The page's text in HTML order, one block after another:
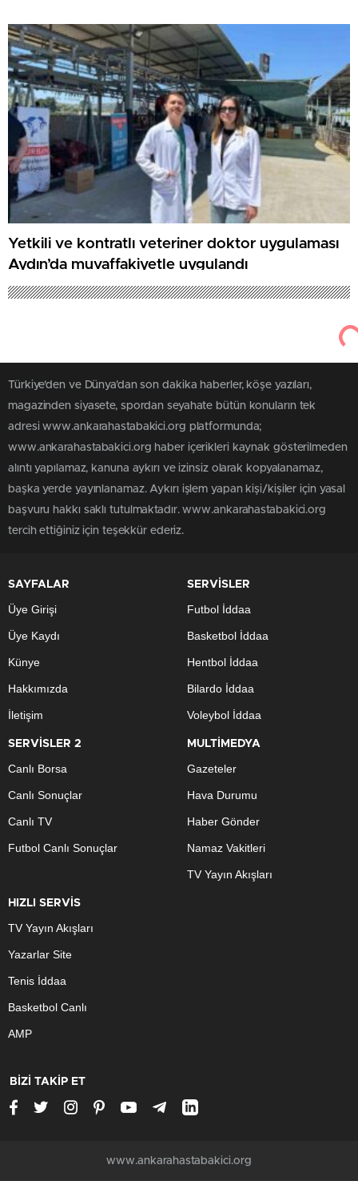
Yetkili ve kontratlı veteriner doktor uygulaması
Aydın’da muvaffakiyetle uygulandı
Türkiye'den ve Dünya’dan son dakika haberler, köşe yazıları,
magazinden siyasete, spordan seyahate bütün konuların tek
adresi www.ankarahastabakici.org platformunda;
www.ankarahastabakici.org haber içerikleri kaynak gösterilmeden
alıntı yapılamaz, kanuna aykırı ve izinsiz olarak kopyalanamaz,
başka yerde yayınlanamaz. Aykırı işlem yapan kişi/kişiler için yasal
başvuru hakkı saklı tutulmaktadır. www.ankarahastabakici.org
tercih ettiğiniz için teşekkür ederiz.
SAYFALAR
Üye Girişi
Üye Kaydı
Künye
Hakkımızda
İletişim
SERVİSLER
Futbol İddaa
Basketbol İddaa
Hentbol İddaa
Bilardo İddaa
Voleybol İddaa
SERVİSLER 2
Canlı Borsa
Canlı Sonuçlar
Canlı TV
Futbol Canlı Sonuçlar
MULTİMEDYA
Gazeteler
Hava Durumu
Haber Gönder
Namaz Vakitleri
TV Yayın Akışları
HIZLI SERVİS
TV Yayın Akışları
Yazarlar Site
Tenis İddaa
Basketbol Canlı
AMP
BİZİ TAKİP ET
www.ankarahastabakici.org